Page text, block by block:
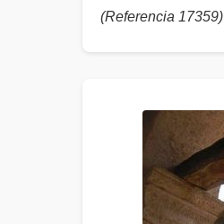
(Referencia 17359)